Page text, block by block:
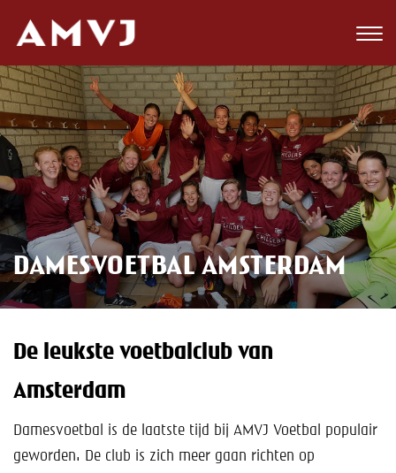
Club
Wedstrijden
Nieuws
Teams
Jeugd
Toekomst
Kalender
Help mee!
Shop
DAMESVOETBAL AMSTERDAM
De leukste voetbalclub van
Amsterdam
Damesvoetbal is de laatste tijd bij AMVJ Voetbal populair
geworden. De club is zich meer gaan richten op